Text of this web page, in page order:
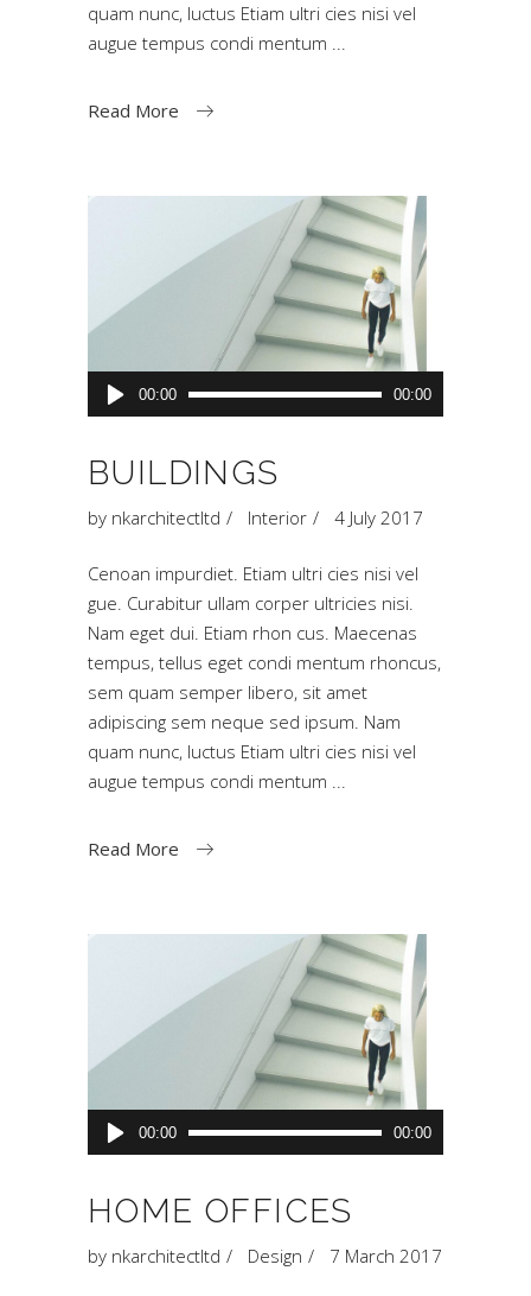
quam nunc, luctus Etiam ultri cies nisi vel
augue tempus condi mentum
Read More
Audio
Player
00:00 00:00
BUILDINGS
by nkarchitectltd Interior 4 July 2017
Cenoan impurdiet. Etiam ultri cies nisi vel
gue. Curabitur ullam corper ultricies nisi.
Nam eget dui. Etiam rhon cus. Maecenas
tempus, tellus eget condi mentum rhoncus,
sem quam semper libero, sit amet
adipiscing sem neque sed ipsum. Nam
quam nunc, luctus Etiam ultri cies nisi vel
augue tempus condi mentum
Read More
Audio
Player
00:00 00:00
HOME OFFICES
by nkarchitectltd Design 7 March 2017